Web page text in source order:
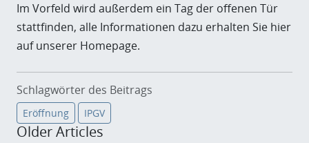
Im Vorfeld wird außerdem ein Tag der offenen Tür
stattfinden, alle Informationen dazu erhalten Sie hier
auf unserer Homepage.
Schlagwörter des Beitrags
Eröffnung IPGV
Older Articles